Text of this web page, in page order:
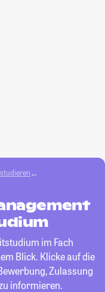
im Fach
Blick. Klicke auf die
Zulassung
informieren.